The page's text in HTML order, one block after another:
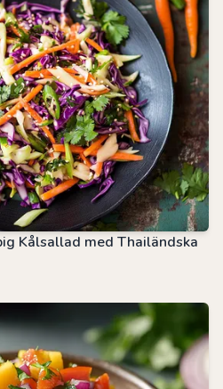
Kålsallad med Thailändska